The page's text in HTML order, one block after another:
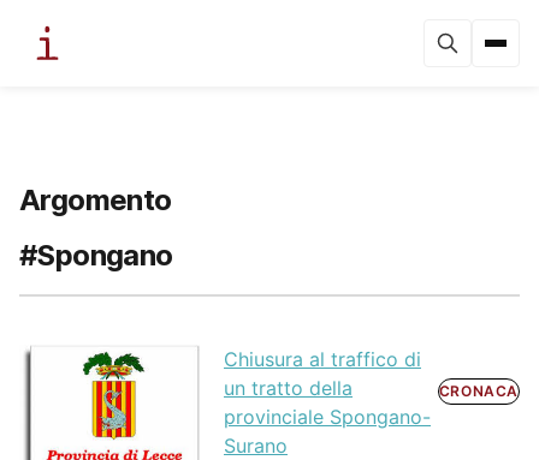
Argomento
#Spongano
Chiusura al traffico di
un tratto della
provinciale Spongano-
Surano
CRONACA